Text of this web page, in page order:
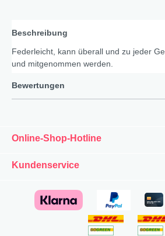
Beschreibung
Federleicht, kann überall und zu jeder
und mitgenommen werden.
Bewertungen
Online-Shop-Hotline
Kundenservice